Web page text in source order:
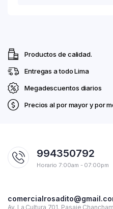
Productos de calidad.
Entregas a todo Lima
Megadescuentos diarios
Precios al por mayor y por
994350792
Horario 7:00am - 07:00pm
Av. La Cultura 701. Pasaje